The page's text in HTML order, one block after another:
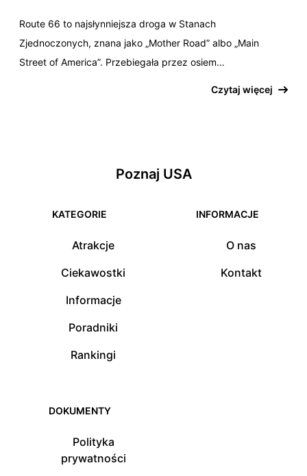
Route 66 to najsłynniejsza droga w Stanach
Zjednoczonych, znana jako „Mother Road” albo „Main
Street of America”. Przebiegała przez osiem…
Czytaj więcej
Poznaj USA
KATEGORIE
Atrakcje
Ciekawostki
Informacje
Poradniki
Rankingi
INFORMACJE
O nas
Kontakt
DOKUMENTY
Polityka
prywatności